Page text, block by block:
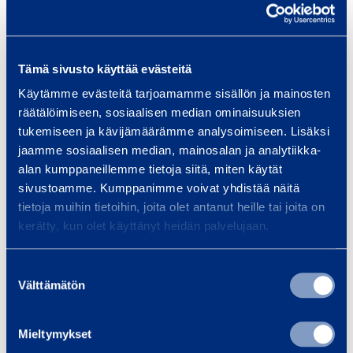
Tämä sivusto käyttää evästeitä
Käytämme evästeitä tarjoamamme sisällön ja mainosten
räätälöimiseen, sosiaalisen median ominaisuuksien
tukemiseen ja kävijämäärämme analysoimiseen. Lisäksi
jaamme sosiaalisen median, mainosalan ja analytiikka-
alan kumppaneillemme tietoja siitä, miten käytät
sivustoamme. Kumppanimme voivat yhdistää näitä
tietoja muihin tietoihin, joita olet antanut heille tai joita on
kerätty, kun olet käyttänyt heidän palvelujaan.
valinta
Välttämätön
Mieltymykset
e
,
2
6
0
m
m
Pientalon rakentaminen on iso
projekti, jossa oikeat työkalut ja
stressittömän…
Koulutukset
Kaikki koulutukset